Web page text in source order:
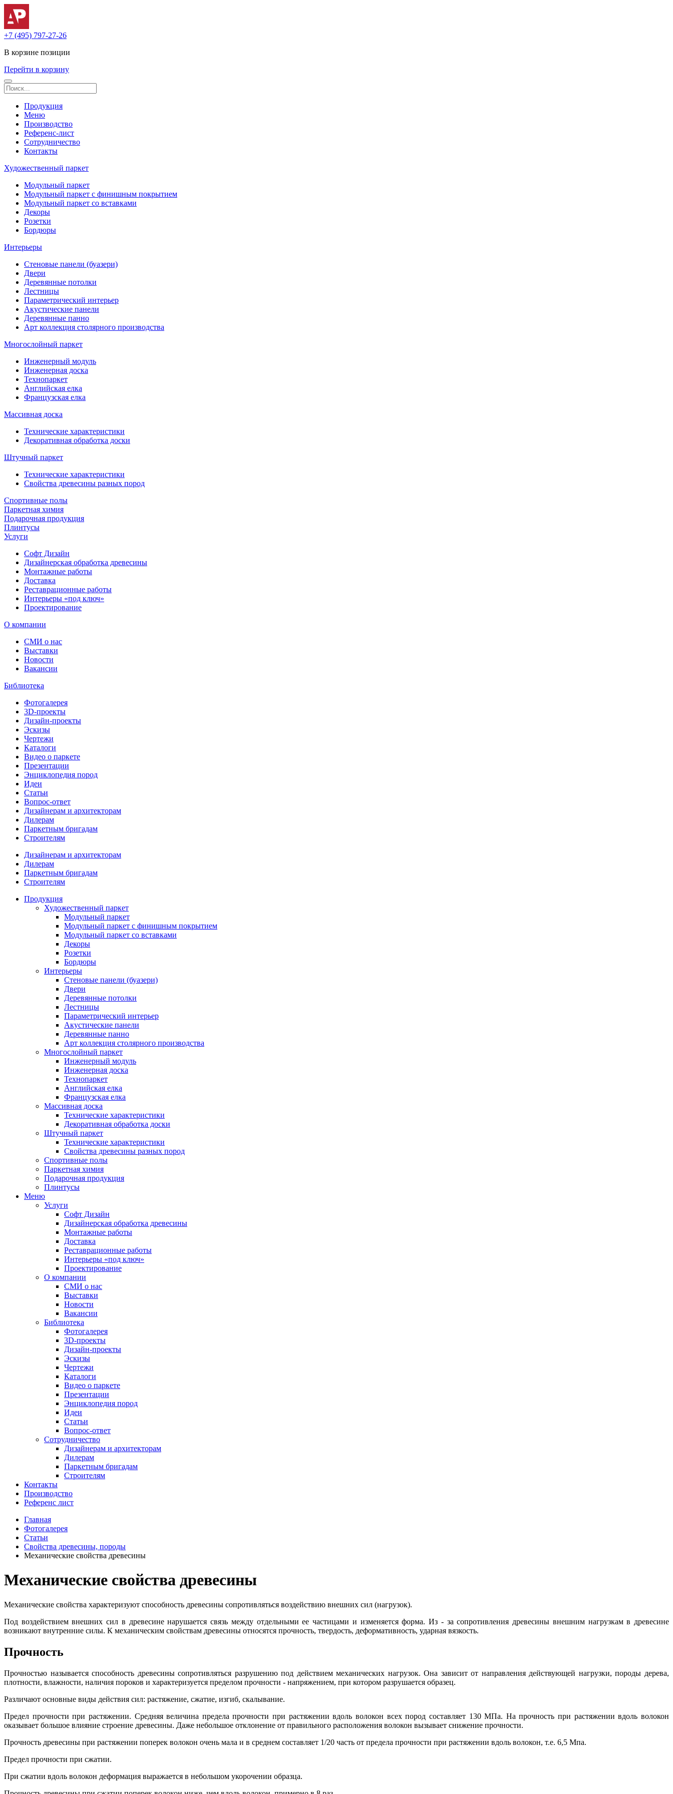
+7 (495) 797-27-26
В корзине позиции
Перейти в корзину
Продукция
Меню
Производство
Референс-лист
Сотрудничество
Контакты
Художественный паркет
Модульный паркет
Модульный паркет с финишным покрытием
Модульный паркет со вставками
Декоры
Розетки
Бордюры
Интерьеры
Стеновые панели (буазери)
Двери
Деревянные потолки
Лестницы
Параметрический интерьер
Акустические панели
Деревянные панно
Арт коллекция столярного производства
Многослойный паркет
Инженерный модуль
Инженерная доска
Технопаркет
Английская елка
Французская елка
Массивная доска
Технические характеристики
Декоративная обработка доски
Штучный паркет
Технические характеристики
Свойства древесины разных пород
Спортивные полы
Паркетная химия
Подарочная продукция
Плинтусы
Услуги
Софт Дизайн
Дизайнерская обработка древесины
Монтажные работы
Доставка
Реставрационные работы
Интерьеры «под ключ»
Проектирование
О компании
СМИ о нас
Выставки
Новости
Вакансии
Библиотека
Фотогалерея
3D-проекты
Дизайн-проекты
Эскизы
Чертежи
Каталоги
Видео о паркете
Презентации
Энциклопедия пород
Идеи
Статьи
Вопрос-ответ
Дизайнерам и архитекторам
Дилерам
Паркетным бригадам
Строителям
Дизайнерам и архитекторам
Дилерам
Паркетным бригадам
Строителям
Продукция
Художественный паркет
Модульный паркет
Модульный паркет с финишным покрытием
Модульный паркет со вставками
Декоры
Розетки
Бордюры
Интерьеры
Стеновые панели (буазери)
Двери
Деревянные потолки
Лестницы
Параметрический интерьер
Акустические панели
Деревянные панно
Арт коллекция столярного производства
Многослойный паркет
Инженерный модуль
Инженерная доска
Технопаркет
Английская елка
Французская елка
Массивная доска
Технические характеристики
Декоративная обработка доски
Штучный паркет
Технические характеристики
Свойства древесины разных пород
Спортивные полы
Паркетная химия
Подарочная продукция
Плинтусы
Меню
Услуги
Софт Дизайн
Дизайнерская обработка древесины
Монтажные работы
Доставка
Реставрационные работы
Интерьеры «под ключ»
Проектирование
О компании
СМИ о нас
Выставки
Новости
Вакансии
Библиотека
Фотогалерея
3D-проекты
Дизайн-проекты
Эскизы
Чертежи
Каталоги
Видео о паркете
Презентации
Энциклопедия пород
Идеи
Статьи
Вопрос-ответ
Сотрудничество
Дизайнерам и архитекторам
Дилерам
Паркетным бригадам
Строителям
Контакты
Производство
Референс лист
Главная
Фотогалерея
Статьи
Свойства древесины, породы
Механические свойства древесины
Механические свойства древесины
Механические свойства характеризуют способность древесины сопротивляться воздействию внешних сил (нагрузок).
Под воздействием внешних сил в древесине нарушается связь между отдельными ее частицами и изменяется форма. Из - за сопротивления древесины внешним нагрузкам в древесине
возникают внутренние силы. К механическим свойствам древесины относятся прочность, твердость, деформативность, ударная вязкость.
Прочность
Прочностью называется способность древесины сопротивляться разрушению под действием механических нагрузок. Она зависит от направления действующей нагрузки, породы дерева,
плотности, влажности, наличия пороков и характеризуется пределом прочности - напряжением, при котором разрушается образец.
Различают основные виды действия сил: растяжение, сжатие, изгиб, скалывание.
Предел прочности при растяжении. Средняя величина предела прочности при растяжении вдоль волокон всех пород составляет 130 МПа. На прочность при растяжении вдоль волокон
оказывает большое влияние строение древесины. Даже небольшое отклонение от правильного расположения волокон вызывает снижение прочности.
Прочность древесины при растяжении поперек волокон очень мала и в среднем составляет 1/20 часть от предела прочности при растяжении вдоль волокон, т.е. 6,5 Мпа.
Предел прочности при сжатии.
При сжатии вдоль волокон деформация выражается в небольшом укорочении образца.